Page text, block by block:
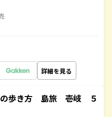
詳細を見る
歩き方 島旅 壱岐 ５